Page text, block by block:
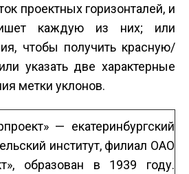
проектных горизонталей, и
каждую из них; или
чтобы получить красную/
указать две характерные
метки уклонов.
— екатеринбургский
институт, филиал ОАО
образован в 1939 году.